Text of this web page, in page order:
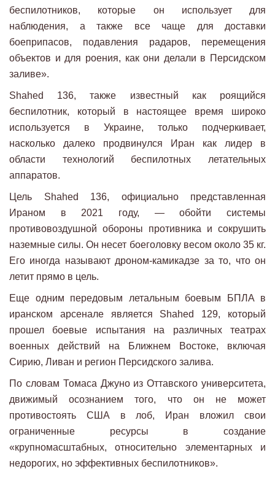
беспилотников, которые он использует для
наблюдения, а также все чаще для доставки
боеприпасов, подавления радаров, перемещения
объектов и для роения, как они делали в Персидском
заливе».
Shahed 136, также известный как роящийся
беспилотник, который в настоящее время широко
используется в Украине, только подчеркивает,
насколько далеко продвинулся Иран как лидер в
области технологий беспилотных летательных
аппаратов.
Цель Shahed 136, официально представленная
Ираном в 2021 году, — обойти системы
противовоздушной обороны противника и сокрушить
наземные силы. Он несет боеголовку весом около 35 кг.
Его иногда называют дроном-камикадзе за то, что он
летит прямо в цель.
Еще одним передовым летальным боевым БПЛА в
иранском арсенале является Shahed 129, который
прошел боевые испытания на различных театрах
военных действий на Ближнем Востоке, включая
Сирию, Ливан и регион Персидского залива.
По словам Томаса Джуно из Оттавского университета,
движимый осознанием того, что он не может
противостоять США в лоб, Иран вложил свои
ограниченные ресурсы в создание
«крупномасштабных, относительно элементарных и
недорогих, но эффективных беспилотников».